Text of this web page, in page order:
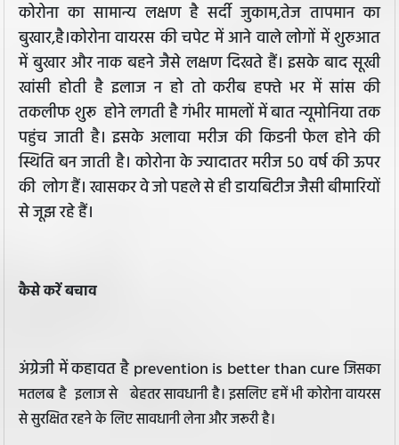
कोरोना का सामान्य लक्षण है सर्दी जुकाम,तेज तापमान का
बुखार,है।कोरोना वायरस की चपेट में आने वाले लोगों में शुरुआत
में बुखार और नाक बहने जैसे लक्षण दिखते हैं। इसके बाद सूखी
खांसी होती है इलाज न हो तो करीब हफ्ते भर में सांस की
तकलीफ शुरू होने लगती है गंभीर मामलों में बात न्यूमोनिया तक
पहुंच जाती है। इसके अलावा मरीज की किडनी फेल होने की
स्थिति बन जाती है। कोरोना के ज्यादातर मरीज 50 वर्ष की ऊपर
की लोग हैं। खासकर वे जो पहले से ही डायबिटीज जैसी बीमारियों
से जूझ रहे हैं।
कैसे करें बचाव
अंग्रेजी में कहावत है prevention is better than cureजिसका
मतलब है इलाज से बेहतर सावधानी है।इसलिए हमें भी कोरोना वायरस
से सुरक्षित रहने के लिएसावधानी लेना और जरूरी है।